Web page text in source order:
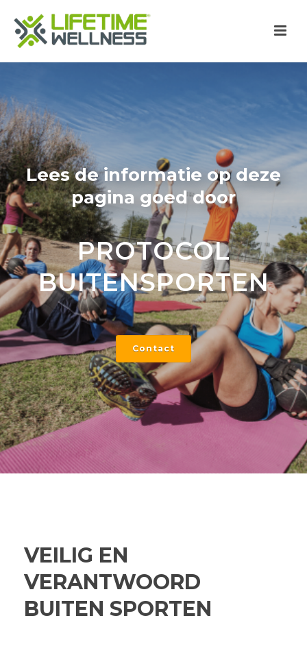
Lees de informatie op deze
pagina goed door
PROTOCOL
BUITENSPORTEN
Contact
VEILIG EN
VERANTWOORD
BUITEN SPORTEN